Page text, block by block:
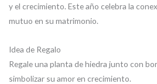
y el crecimiento. Este año celebra la
mutuo en su matrimonio.
Idea de Regalo
Regale una planta de hiedra junto con
simbolizar su amor en crecimiento.